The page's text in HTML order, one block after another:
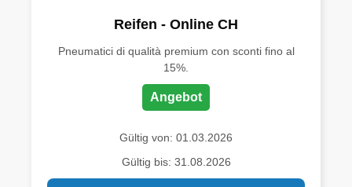
Reifen - Online CH
Pneumatici di qualità premium con sconti fino al
15%.
Angebot
Gültig von: 01.03.2026
Gültig bis: 31.08.2026